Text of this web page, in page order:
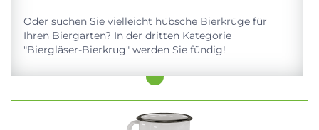
Oder suchen Sie vielleicht hübsche Bierkrüge für
Ihren Biergarten? In der dritten Kategorie
"Biergläser-Bierkrug" werden Sie fündig!